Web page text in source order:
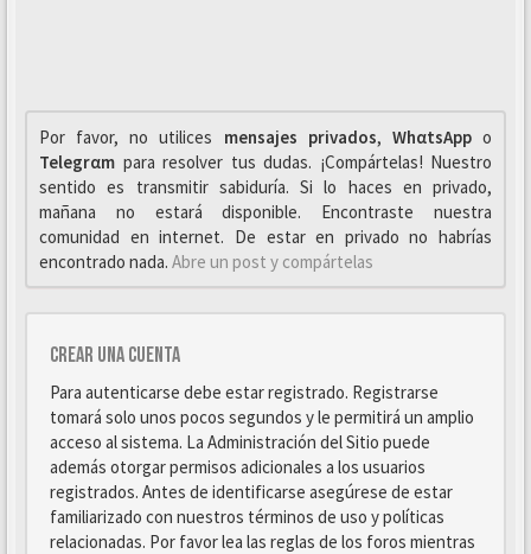
Por favor, no utilices mensajes privados, WhαtsAppo
Telegrαm para resolver tus dudas. ¡Compártelas! Nuestro
sentido es transmitir sabiduría. Si lo haces en privado,
mañana no estará disponible. Encontraste nuestra
comunidad en internet. De estar en privado no habrías
encontrado nada. Abre un post y compártelas
Crear una cuenta
Para autenticarse debe estar registrado. Registrarse
tomará solo unos pocos segundos y le permitirá un amplio
acceso al sistema. La Administración del Sitio puede
además otorgar permisos adicionales a los usuarios
registrados. Antes de identificarse asegúrese de estar
familiarizado con nuestros términos de uso y políticas
relacionadas. Por favor lea las reglas de los foros mientras